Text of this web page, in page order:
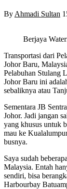
By Ahmadi Sultan
Berjaya
Transportasi dari
Johor Baru,
Pelabuhan Stulang
Johor Baru ini
sebaliknya atau
Sementara JB
Johor. Jadi jangan
yang khusus untuk
mau ke
busnya.
Saya sudah
Malaysia. Entah
sendiri, bisa
Harbourbay